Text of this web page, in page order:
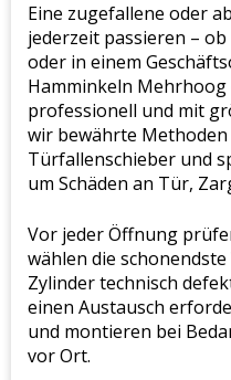
Eine zugefallene oder
jederzeit passieren –
oder in einem
Hamminkeln
professionell und mit
wir bewährte Methoden
Türfallenschieber und
um Schäden an Tür,
Vor jeder Öffnung
wählen die
Zylinder technisch
einen Austausch
und montieren bei
vor Ort.